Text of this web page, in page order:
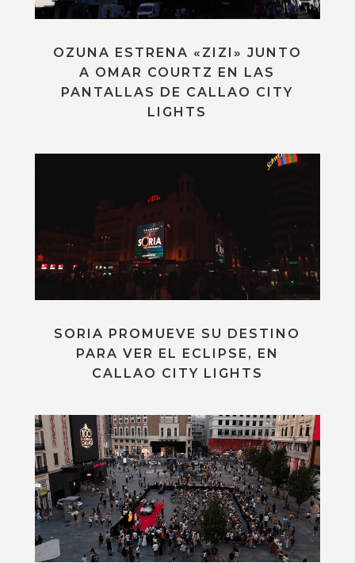
OZUNA ESTRENA «ZIZI» JUNTO
A OMAR COURTZ EN LAS
PANTALLAS DE CALLAO CITY
LIGHTS
SORIA PROMUEVE SU DESTINO
PARA VER EL ECLIPSE, EN
CALLAO CITY LIGHTS